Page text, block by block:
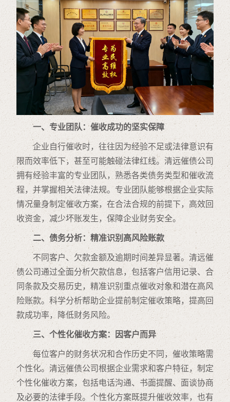
一、专业团队：催收成功的坚实保障
企业自行催收时，往往因为经验不足或法律意识有
限而效率低下，甚至可能触碰法律红线。清远催债公司
拥有经验丰富的专业团队，熟悉各类债务类型和催收流
程，并掌握相关法律法规。专业团队能够根据企业实际
情况量身制定催收方案，在合法合规的前提下，高效回
收资金，减少坏账发生，保障企业财务安全。
二、债务分析：精准识别高风险账款
不同客户、欠款金额及逾期时间差异显著。清远催
债公司通过全面分析欠款信息，包括客户信用记录、合
同条款及交易历史，精准识别重点催收对象和潜在高风
险账款。科学分析帮助企业提前制定催收策略，提高回
款成功率，降低财务风险。
三、个性化催收方案：因客户而异
每位客户的财务状况和合作历史不同，催收策略需
个性化。清远催债公司根据企业需求和客户特征，制定
个性化催收方案，包括电话沟通、书面提醒、面谈协商
及必要的法律手段。个性化方案既提升催收效率，也有